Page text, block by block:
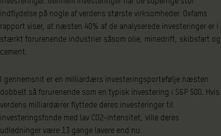
indflydelse på nogle af verdens største virksomheder. Oxfams
rapport viser, at næsten 40% af de analyserede investeringer er i
stærkt forurenende industrier såsom olie, minedrift, skibsfart og
cement.
I gennemsnit er en milliardærs investeringsportefølje næsten
dobbelt så forurenende som en typisk investering i S&P 500. Hvis
verdens milliardærer flyttede deres investeringer til
investeringsfonde med lav CO2-intensitet, ville deres
udledninger være 13 gange lavere end nu.